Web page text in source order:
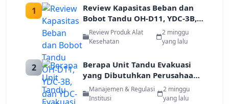
1
Review Kapasitas Beban dan
Bobot Tandu OH-D11, YDC-3B,
dan YDC-4A/B untuk Tim
Tanggap Darurat
Review Produk Alat
Kesehatan
2 minggu
yang lalu
2
Berapa Unit Tandu Evakuasi
yang Dibutuhkan Perusahaan
Berdasarkan Jumlah Karyawan
dan Luas Gedung
Manajemen & Regulasi
Institusi
2 minggu
yang lalu